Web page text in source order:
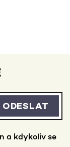
ODESLAT
a kdykoliv se